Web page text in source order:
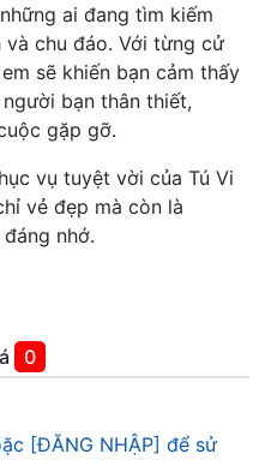
ai đang tìm kiếm
chu đáo. Với từng cử
sẽ khiến bạn cảm thấy
bạn thân thiết,
gặp gỡ.
vụ tuyệt vời của Tú Vi
vẻ đẹp mà còn là
nhớ.
0
[ĐĂNG NHẬP] để sử